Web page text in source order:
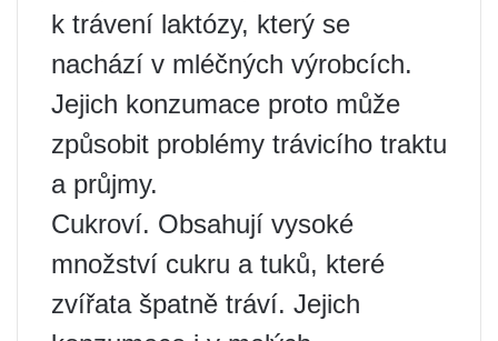
k trávení laktózy, který se
nachází v mléčných výrobcích.
Jejich konzumace proto může
způsobit problémy trávicího traktu
a průjmy.
Cukroví. Obsahují vysoké
množství cukru a tuků, které
zvířata špatně tráví. Jejich